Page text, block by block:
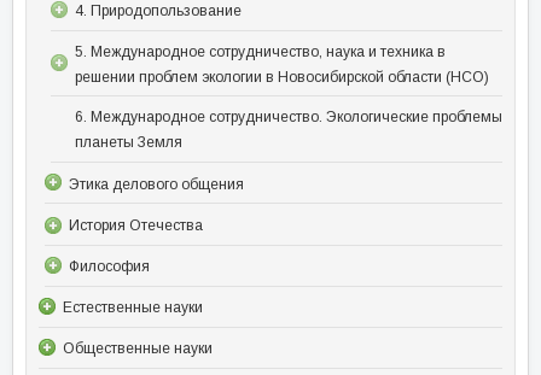
4. Природопользование
5. Международное сотрудничество, наука и техника в
решении проблем экологии в Новосибирской области (НСО)
6. Международное сотрудничество. Экологические проблемы
планеты Земля
Этика делового общения
История Отечества
Философия
Естественные науки
Общественные науки